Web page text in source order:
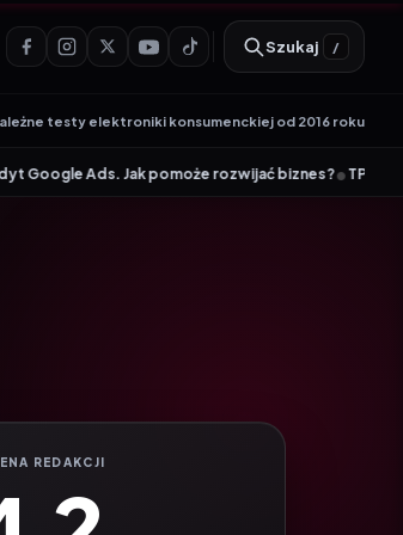
Szukaj /
testy elektroniki konsumenckiej od 2016 roku
rozwijać biznes?•TP-Link Archer TX23U –
REDAKCJI